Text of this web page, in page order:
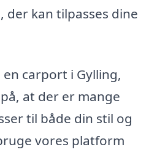
der kan tilpasses dine
carport i Gylling,
at der er mange
til både din stil og
vores platform